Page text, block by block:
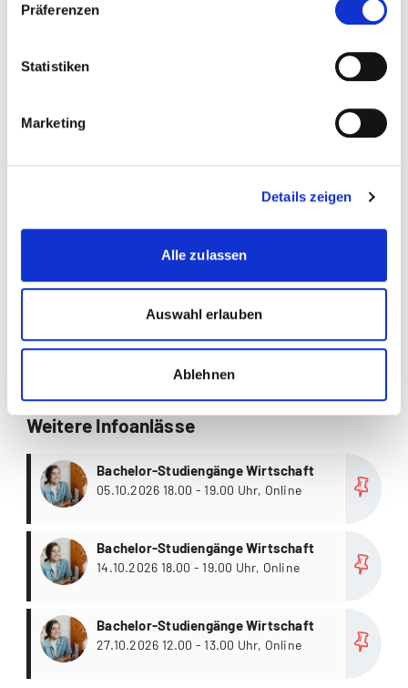
Präferenzen
Statistiken
Marketing
Details zeigen
Alle zulassen
Auswahl erlauben
Ablehnen
Psychologie
Wirtschaftspsychologie
Daniela Pierro
Wirtschaft
Weitere Infoanlässe
Bachelor-Studiengänge Wirtschaft
05.10.2026 18.00 - 19.00 Uhr, Online
Bachelor-Studiengänge Wirtschaft
14.10.2026 18.00 - 19.00 Uhr, Online
Bachelor-Studiengänge Wirtschaft
27.10.2026 12.00 - 13.00 Uhr, Online